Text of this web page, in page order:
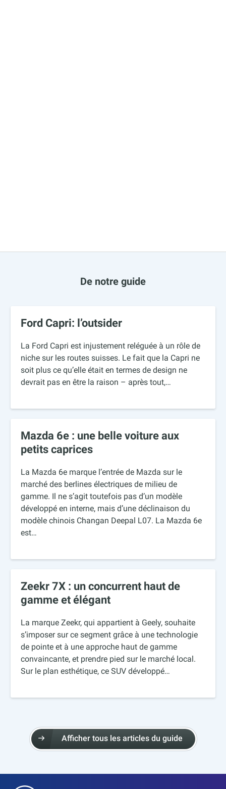
De notre guide
Ford Capri: l’outsider
La Ford Capri est injustement reléguée à un rôle de
niche sur les routes suisses. Le fait que la Capri ne
soit plus ce qu’elle était en termes de design ne
devrait pas en être la raison – après tout,…
Mazda 6e : une belle voiture aux
petits caprices
La Mazda 6e marque l’entrée de Mazda sur le
marché des berlines électriques de milieu de
gamme. Il ne s’agit toutefois pas d’un modèle
développé en interne, mais d’une déclinaison du
modèle chinois Changan Deepal L07. La Mazda 6e
est…
Zeekr 7X : un concurrent haut de
gamme et élégant
La marque Zeekr, qui appartient à Geely, souhaite
s’imposer sur ce segment grâce à une technologie
de pointe et à une approche haut de gamme
convaincante, et prendre pied sur le marché local.
Sur le plan esthétique, ce SUV développé…
Afficher tous les articles du guide